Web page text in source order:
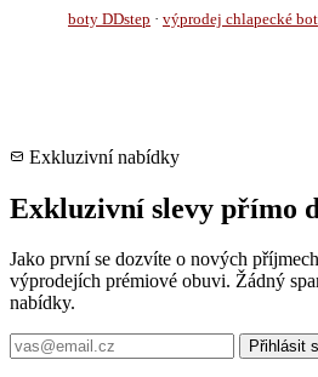
boty DDstep · výprodej chlapecké bot
Exkluzivní nabídky
Exkluzivní slevy přímo
Jako první se dozvíte o nových
výprodejích prémiové obuvi. Žádný
nabídky.
Přihlásit